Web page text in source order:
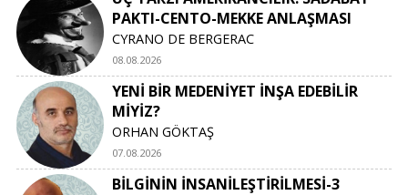
PAKTI-CENTO-MEKKE ANLAŞMASI
CYRANO DE BERGERAC
08.08.2026
YENİ BİR MEDENİYET İNŞA EDEBİLİR
MİYİZ?
ORHAN GÖKTAŞ
07.08.2026
BİLGİNİN İNSANİLEŞTİRİLMESİ-3